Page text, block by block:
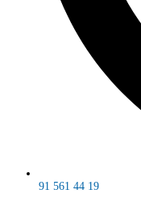
91 561 44 19